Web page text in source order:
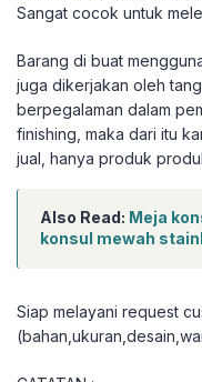
Sangat cocok untuk
Barang di buat
juga dikerjakan oleh
berpegalaman dalam
finishing, maka dari itu
jual, hanya produk
Also Read: Meja
konsul mewah
Siap melayani request